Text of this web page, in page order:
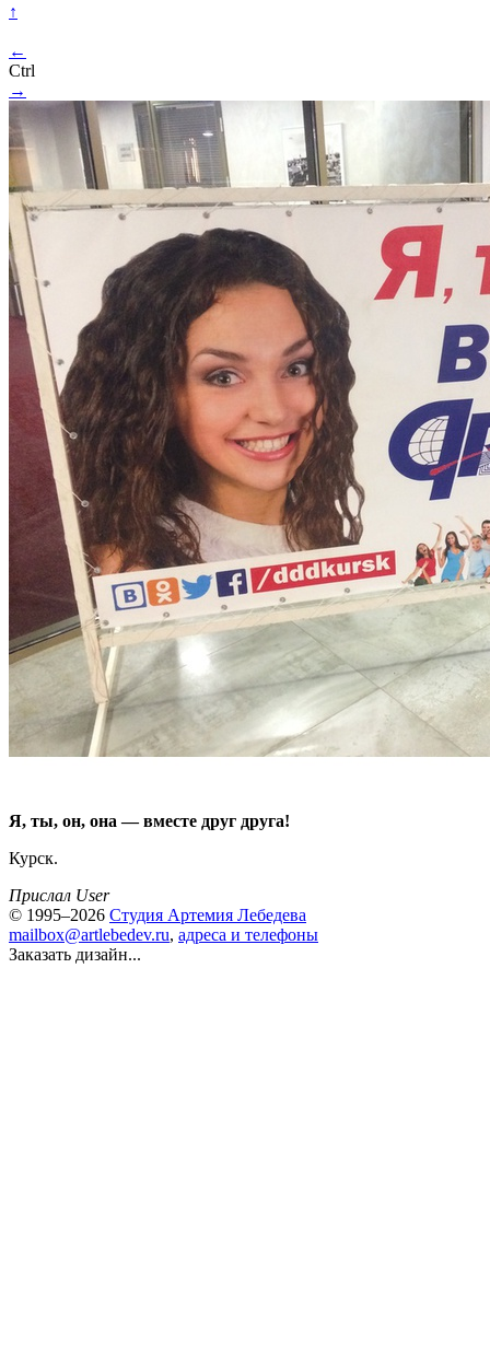
↑
←
Ctrl
→
Я, ты, он, она — вместе друг друга!
Курск.
Прислал User
© 1995–2026 Студия Артемия Лебедева
mailbox@artlebedev.ru, адреса и телефоны
Заказать дизайн...